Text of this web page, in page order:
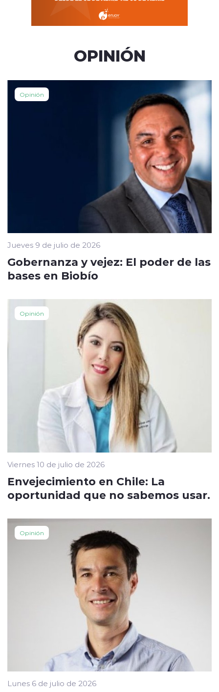
OPINIÓN
Opinión
Jueves 9 de julio de 2026
Gobernanza y vejez: El poder de las
bases en Biobío
Opinión
Viernes 10 de julio de 2026
Envejecimiento en Chile: La
oportunidad que no sabemos usar.
Opinión
Lunes 6 de julio de 2026